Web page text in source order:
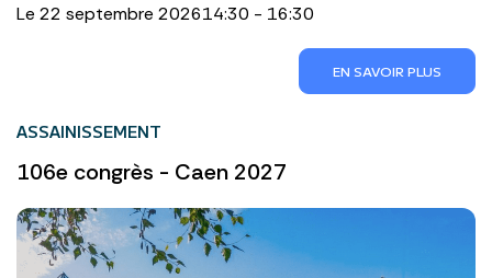
Le 22 septembre 202614:30 - 16:30
EN SAVOIR PLUS
ASSAINISSEMENT
106e congrès - Caen 2027